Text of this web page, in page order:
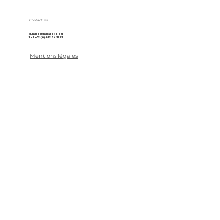
Contact Us
g.mico@micareer.eu
Tel: +32 (0) 472 86 32 23
Mentions légales